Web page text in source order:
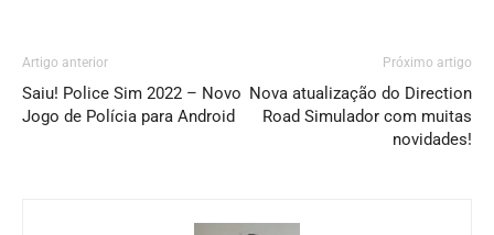
Artigo anterior
Saiu! Police Sim 2022 – Novo
Jogo de Polícia para Android
Próximo artigo
Nova atualização do Direction
Road Simulador com muitas
novidades!